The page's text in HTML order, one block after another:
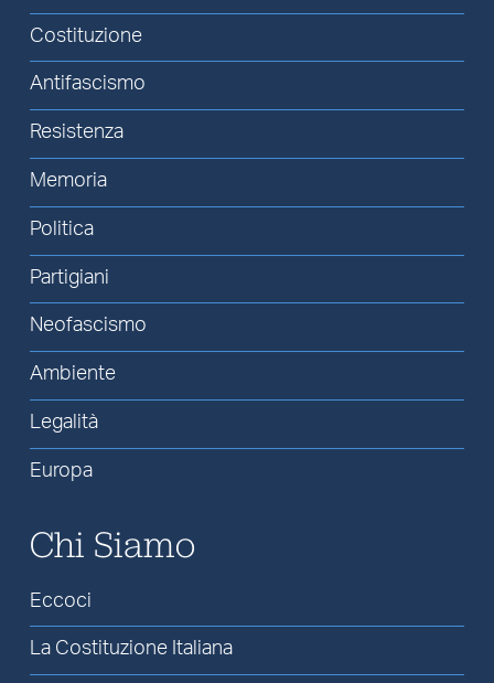
Costituzione
Antifascismo
Resistenza
Memoria
Politica
Partigiani
Neofascismo
Ambiente
Legalità
Europa
Chi Siamo
Eccoci
La Costituzione Italiana